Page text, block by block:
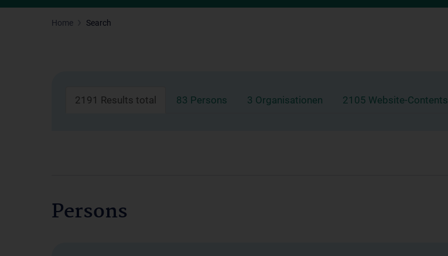
Home Search
2191 Results total 83 Persons 3 Organisationen 2105 Website-Contents
Persons